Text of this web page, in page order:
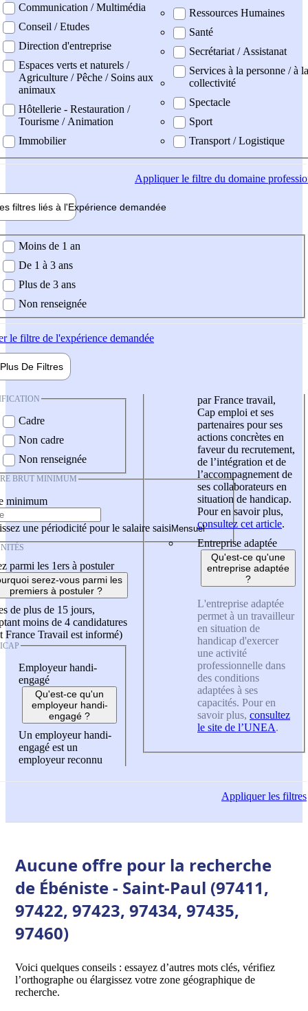
Communication / Multimédia
Conseil / Etudes
Direction d'entreprise
Espaces verts et naturels /
Agriculture / Pêche / Soins aux
animaux
Hôtellerie - Restauration /
Tourisme / Animation
Immobilier
Ressources Humaines
Santé
Secrétariat / Assistanat
Services à la personne / à la
collectivité
Spectacle
Sport
Transport / Logistique
Appliquerle filtre du domaine
filtres liés à l'Expérience demandée
demandée
Moins de 1 an
De 1 à 3 ans
Plus de 3 ans
Non renseignée
le filtre de l'expérience demandée
Plus De Filtres
Cadre
Non cadre
Non renseignée
BRUT MINIMUM
minimum
une périodicité pour le salaire saisi
parmi les 1ers à postuler
serez-vous parmi les
premiers à postuler ?
de plus de 15 jours,
moins de 4 candidatures
France Travail est informé)
Employeur handi-
engagé
Qu'est-ce qu'un
employeur handi-
engagé ?
Un employeur handi-
engagé est un
employeur reconnu
par France travail,
Cap emploi et ses
partenaires pour ses
actions concrètes en
faveur du recrutement,
de l’intégration et de
l’accompagnement de
ses collaborateurs en
situation de handicap.
Pour en savoir plus,
consultez cet article.
Entreprise adaptée
Qu'est-ce qu'une
entreprise adaptée
?
L'entreprise adaptée
permet à un travailleur
en situation de
handicap d'exercer
une activité
professionnelle dans
des conditions
adaptées à ses
capacités. Pour en
savoir plus, consultez
le site de l’UNEA.
Appliquerles filtres
Aucune offre pour la recherche
de Ébéniste - Saint-Paul (97411,
97422, 97423, 97434, 97435,
97460)
Voici quelques conseils : essayez d’autres mots clés, vérifiez
l’orthographe ou élargissez votre zone géographique de
recherche.